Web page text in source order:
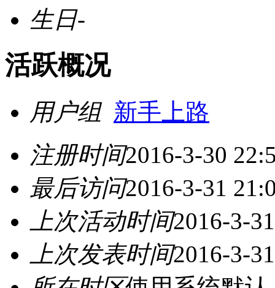
生日-
活跃概况
用户组 新手上路
注册时间2016-3-30
最后访问2016-3-31
上次活动时间2016-3-
上次发表时间2016-3-